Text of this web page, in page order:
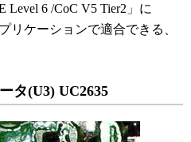
Level 6 /CoC V5 Tier2」に
リケーションで適合できる、
タ(U3) UC2635